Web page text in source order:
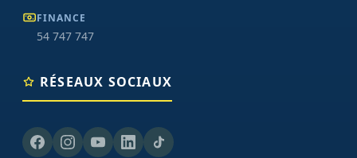
FINANCE
54 747 747
RÉSEAUX SOCIAUX